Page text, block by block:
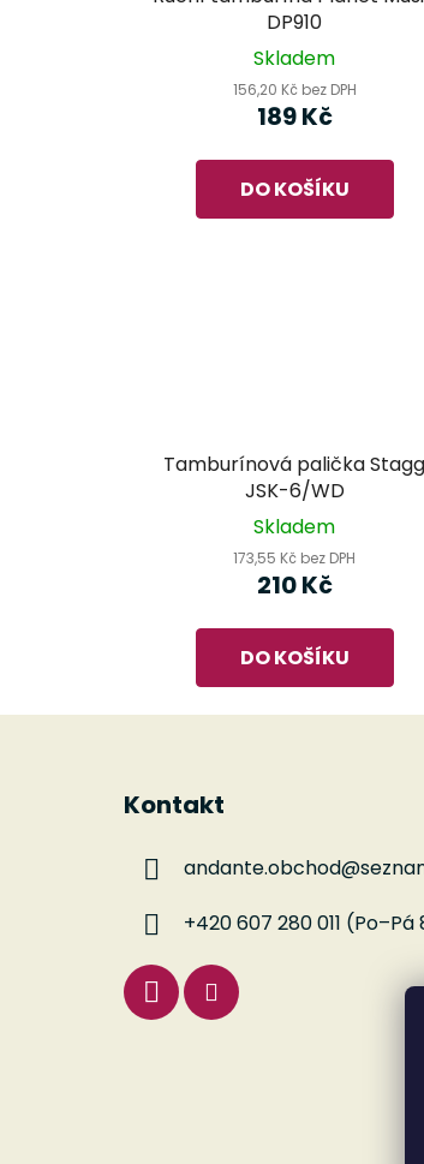
DP910
Skladem
156,20 Kč bez DPH
189 Kč
DO KOŠÍKU
Tamburínová palička Stagg
JSK-6/WD
Skladem
173,55 Kč bez DPH
210 Kč
DO KOŠÍKU
Kontakt
andante.obchod@
+420 607 280 011 (Po–Pá